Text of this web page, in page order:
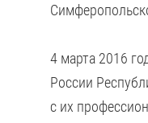
4 марта 2016
России
с их